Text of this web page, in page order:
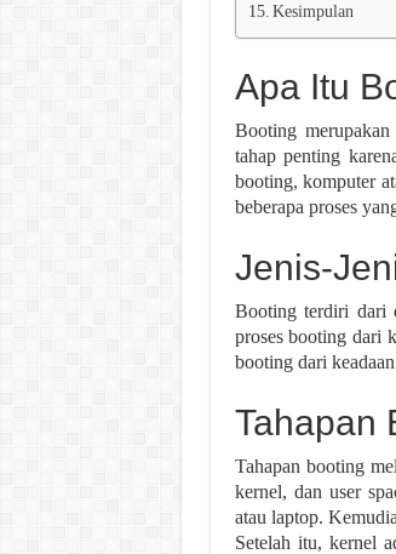
Kesimpulan
Apa Itu
Booting
tahap penting
booting, komputer
beberapa proses
Jenis-
Booting terdiri dari
proses booting dari
booting dari
Tahapan
Tahapan booting
kernel, dan user
atau laptop.
Setelah itu, kernel